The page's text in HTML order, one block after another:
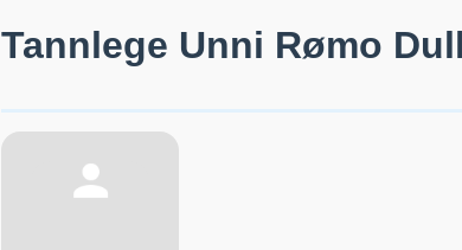
Tannlege Unni Rømo